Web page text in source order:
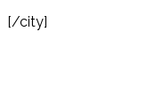
[/city]